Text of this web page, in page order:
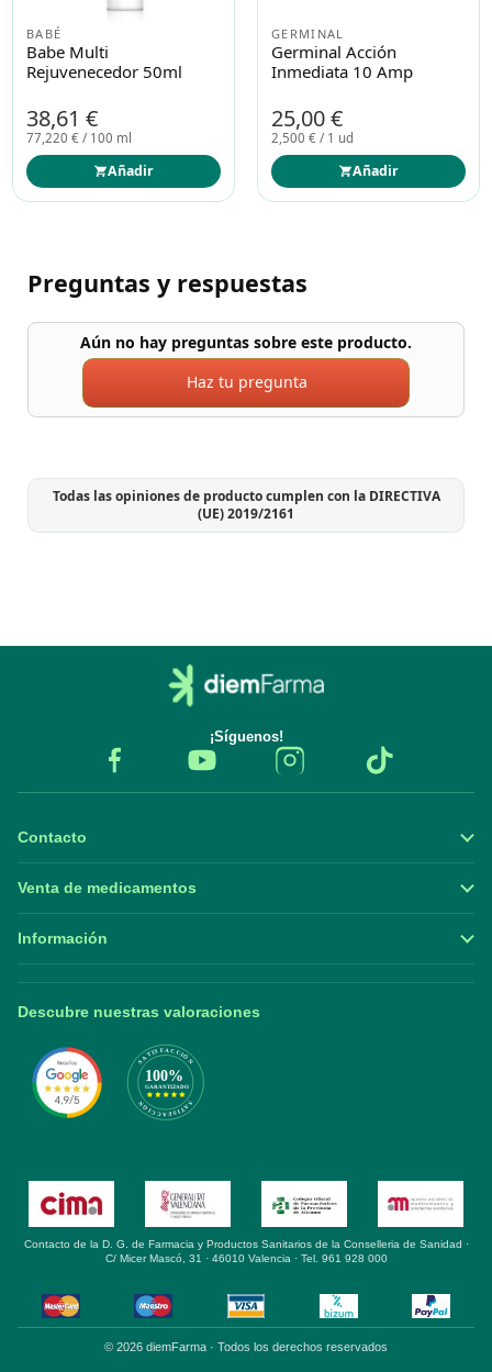
BABÉ
Babe Multi
Rejuvenecedor 50ml
38,61 €
77,220 € / 100 ml
Añadir
GERMINAL
Germinal Acción
Inmediata 10 Amp
25,00 €
2,500 € / 1 ud
Añadir
Preguntas y respuestas
Aún no hay preguntas sobre este producto.
Haz tu pregunta
Todas las opiniones de producto cumplen con la DIRECTIVA
(UE) 2019/2161
¡Síguenos!
Contacto
Venta de medicamentos
Información
Descubre nuestras valoraciones
Contacto de la D. G. de Farmacia y Productos Sanitarios de la Conselleria de Sanidad ·
C/ Micer Mascó, 31 · 46010 Valencia · Tel. 961 928 000
© 2026 diemFarma · Todos los derechos reservados